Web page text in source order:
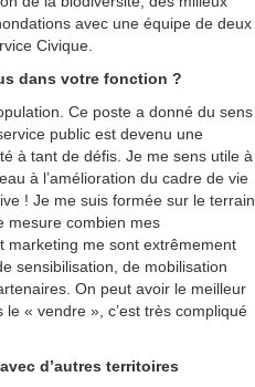
avec une équipe de deux
Civique.
dans votre fonction ?
Ce poste a donné du sens
public est devenu une
à tant de défis. Je me sens utile à
à l’amélioration du cadre de vie
! Je me suis formée sur le terrain
mesure combien mes
marketing me sont extrêmement
sensibilisation, de mobilisation
On peut avoir le meilleur
« vendre », c’est très compliqué
d’autres territoires